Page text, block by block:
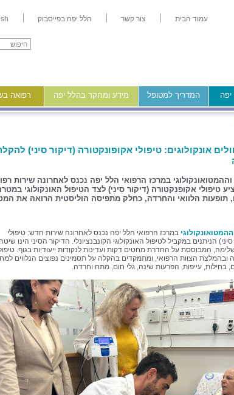
עמוד הבית צור קשר הלל יפה בפייסבוק
יפה המדריך למטופל מידע ומחקר בהלל יפה רפואה
אונקולוגים: טיפולי אקופונקטורה (דיקור סיני)
וההמטואונקולוגי במרכז הרפואי הלל יפה נכנס לאחרונה שירות
טיפולי אקופנקטורה (דיקור סיני) לצד הטיפול האונקולוגי
תופעות הלוואי והחרדה, כחלק מתפיסה הוליסטית הרואה את
במרכז הרפואי הלל יפה נכנס לאחרונה שירות חדש: טיפולי
הניתנים במקביל לטיפול האונקולוגי הקונבנציונלי. הדיקור הסיני הינו
המבוססת על החדרת מחטים דקות ועדינות לנקודות ייעודיות בגוף.
ובהמלצת הצוות הרפואי, ומתמקדים בהקלה על תסמינים נפוצים הנלווים
בחילות, עייפות, הפרעות שינה, גלי חום, מתח וחרדה.